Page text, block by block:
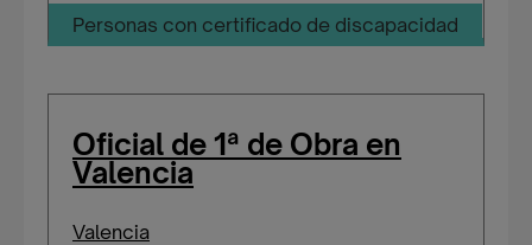
Personas con certificado de discapacidad
Oficial de 1ª de Obra en
Valencia
Valencia